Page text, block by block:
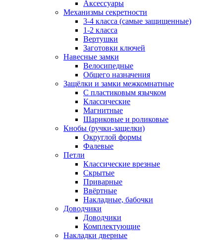
Аксессуары
Механизмы секретности
3-4 класса (самые защищенные)
1-2 класса
Вертушки
Заготовки ключей
Навесные замки
Велосипедные
Общего назначения
Защёлки и замки межкомнатные
С пластиковым язычком
Классические
Магнитные
Шариковые и роликовые
Кнобы (ручки-защелки)
Округлой формы
Фалевые
Петли
Классические врезные
Скрытые
Приварные
Ввёртные
Накладные, бабочки
Доводчики
Доводчики
Комплектующие
Накладки дверные